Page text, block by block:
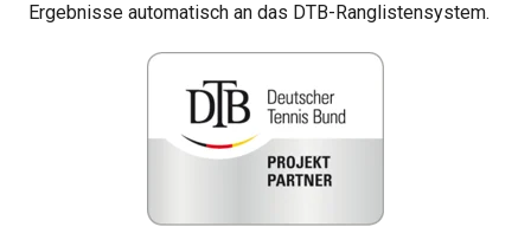
Ergebnisse automatisch an das DTB-Ranglistensystem.